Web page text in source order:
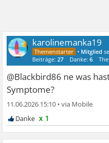
karolinemanka19
• Mitglied
Beiträge:27 Danke:6
@Blackbird86 ne was
Symptome?
11.06.2026 15:10 •
x 1